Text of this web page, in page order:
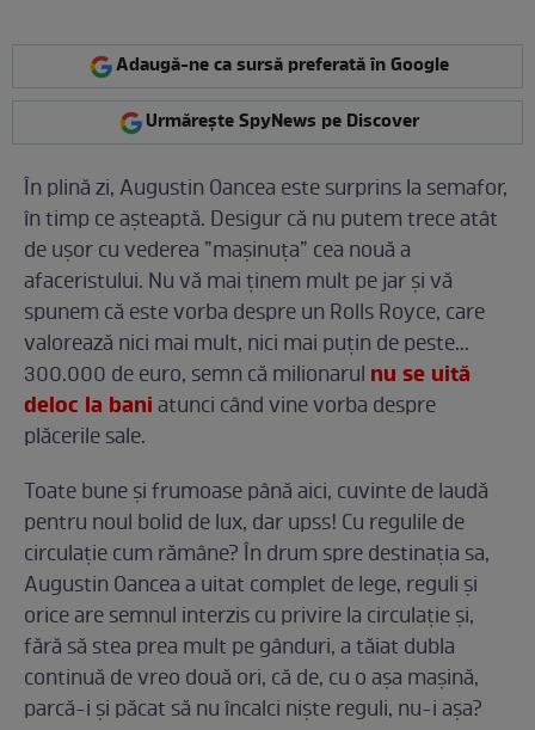
Adaugă-ne ca sursă preferată în Google
Urmărește SpyNews pe Discover
În plină zi, Augustin Oancea este surprins la semafor,
în timp ce așteaptă. Desigur că nu putem trece atât
de ușor cu vederea ”mașinuța” cea nouă a
afaceristului. Nu vă mai ținem mult pe jar și vă
spunem că este vorba despre un Rolls Royce, care
valorează nici mai mult, nici mai puțin de peste...
300.000 de euro, semn că milionarul nu se uită
deloc la baniatunci când vine vorba despre
plăcerile sale.
Toate bune și frumoase până aici, cuvinte de laudă
pentru noul bolid de lux, dar upss! Cu regulile de
circulație cum rămâne? În drum spre destinația sa,
Augustin Oancea a uitat complet de lege, reguli și
orice are semnul interzis cu privire la circulație și,
fără să stea prea mult pe gânduri, a tăiat dubla
continuă de vreo două ori, că de, cu o așa mașină,
parcă-i și păcat să nu încalci niște reguli, nu-i așa?